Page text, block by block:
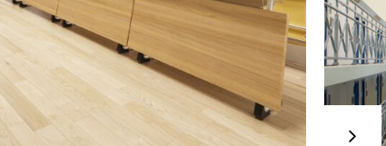
Milieu
carcéral
Rénovation
d’une des
ailes d’une